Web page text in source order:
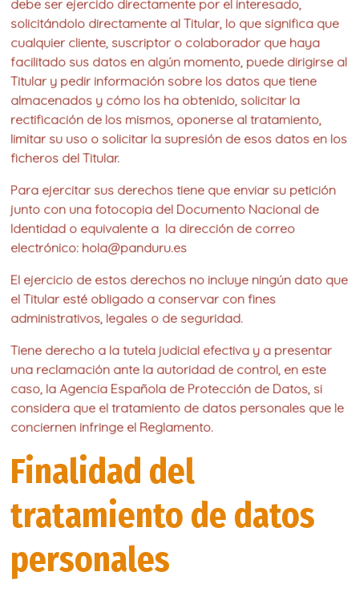
debe ser ejercido directamente por el interesado,
solicitándolo directamente al Titular, lo que significa que
cualquier cliente, suscriptor o colaborador que haya
facilitado sus datos en algún momento, puede dirigirse al
Titular y pedir información sobre los datos que tiene
almacenados y cómo los ha obtenido, solicitar la
rectificación de los mismos, oponerse al tratamiento,
limitar su uso o solicitar la supresión de esos datos en los
ficheros del Titular.
Para ejercitar sus derechos tiene que enviar su petición
junto con una fotocopia del Documento Nacional de
Identidad o equivalente a la dirección de correo
electrónico: hola@panduru.es
El ejercicio de estos derechos no incluye ningún dato que
el Titular esté obligado a conservar con fines
administrativos, legales o de seguridad.
Tiene derecho a la tutela judicial efectiva y a presentar
una reclamación ante la autoridad de control, en este
caso, la Agencia Española de Protección de Datos, si
considera que el tratamiento de datos personales que le
conciernen infringe el Reglamento.
Finalidad del
tratamiento de datos
personales